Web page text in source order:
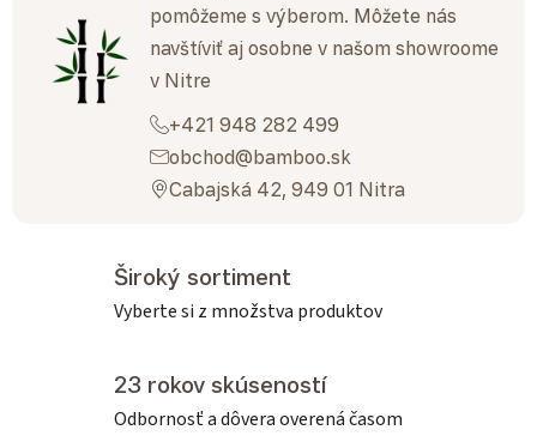
pomôžeme s výberom. Môžete nás
navštíviť aj osobne v našom showroome
v Nitre
+421 948 282 499
obchod@bamboo.sk
Cabajská 42, 949 01 Nitra
Široký sortiment
Vyberte si z množstva produktov
23 rokov skúseností
Odbornosť a dôvera overená časom